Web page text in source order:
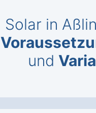
Solar in
und